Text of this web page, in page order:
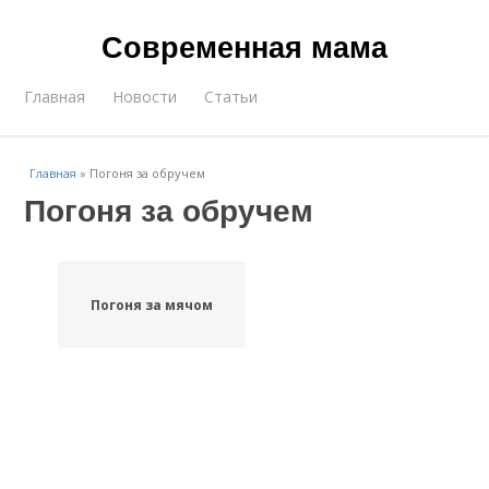
Современная мама
Главная Новости Статьи
Главная » Погоня за обручем
Погоня за обручем
Погоня за мячом